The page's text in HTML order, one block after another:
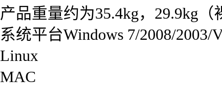
产品重量约为35.4kg，29.9kg（
系统平台Windows 7/2008/2003/
Linux
MAC